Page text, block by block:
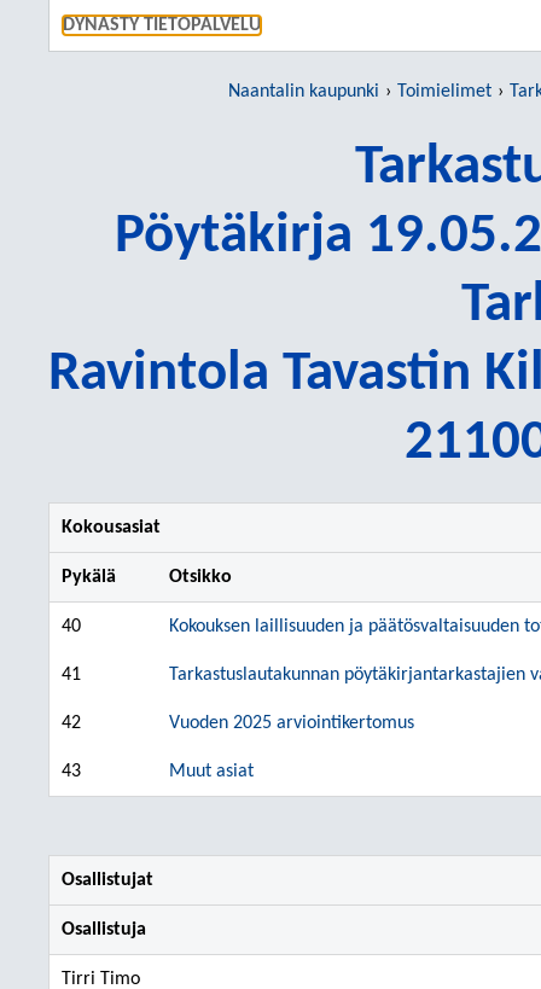
DYNASTY TIETOPALVELU
Naantalin kaupunki Toimielimet
Pöytäkirja
Ravintola Tavastin
Kokousasiat
Pykälä Otsikko
40 Kokouksen laillisuuden ja päätösvaltaisuuden
41 Tarkastuslautakunnan pöytäkirjantarkastajien
42 Vuoden 2025 arviointikertomus
43 Muut asiat
Osallistujat
Osallistuja
Tirri Timo